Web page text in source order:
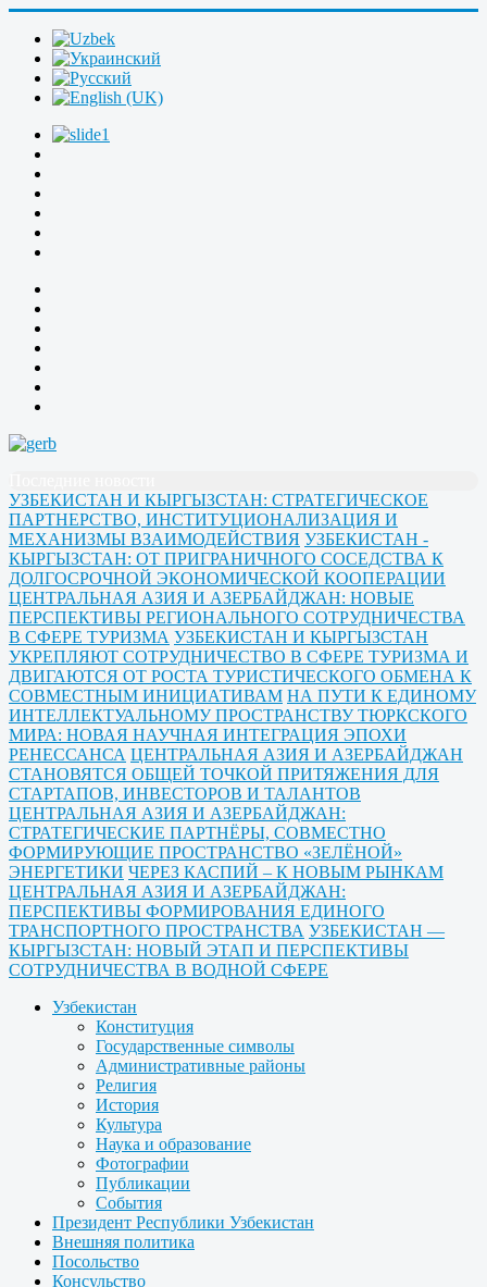
УЗБЕКИСТАН И КЫРГЫЗСТАН: СТРАТЕГИЧЕСКОЕ
ПАРТНЕРСТВО, ИНСТИТУЦИОНАЛИЗАЦИЯ И
МЕХАНИЗМЫ ВЗАИМОДЕЙСТВИЯ УЗБЕКИСТАН -
КЫРГЫЗСТАН: ОТ ПРИГРАНИЧНОГО СОСЕДСТВА К
ДОЛГОСРОЧНОЙ ЭКОНОМИЧЕСКОЙ КООПЕРАЦИИ
ЦЕНТРАЛЬНАЯ АЗИЯ И АЗЕРБАЙДЖАН: НОВЫЕ
ПЕРСПЕКТИВЫ РЕГИОНАЛЬНОГО СОТРУДНИЧЕСТВА
В СФЕРЕ ТУРИЗМА УЗБЕКИСТАН И КЫРГЫЗСТАН
УКРЕПЛЯЮТ СОТРУДНИЧЕСТВО В СФЕРЕ ТУРИЗМА И
ДВИГАЮТСЯ ОТ РОСТА ТУРИСТИЧЕСКОГО ОБМЕНА К
СОВМЕСТНЫМ ИНИЦИАТИВАМ НА ПУТИ К ЕДИНОМУ
ИНТЕЛЛЕКТУАЛЬНОМУ ПРОСТРАНСТВУ ТЮРКСКОГО
МИРА: НОВАЯ НАУЧНАЯ ИНТЕГРАЦИЯ ЭПОХИ
РЕНЕССАНСА ЦЕНТРАЛЬНАЯ АЗИЯ И АЗЕРБАЙДЖАН
СТАНОВЯТСЯ ОБЩЕЙ ТОЧКОЙ ПРИТЯЖЕНИЯ ДЛЯ
СТАРТАПОВ, ИНВЕСТОРОВ И ТАЛАНТОВ
ЦЕНТРАЛЬНАЯ АЗИЯ И АЗЕРБАЙДЖАН:
СТРАТЕГИЧЕСКИЕ ПАРТНЁРЫ, СОВМЕСТНО
ФОРМИРУЮЩИЕ ПРОСТРАНСТВО «ЗЕЛЁНОЙ»
ЭНЕРГЕТИКИ ЧЕРЕЗ КАСПИЙ – К НОВЫМ РЫНКАМ
ЦЕНТРАЛЬНАЯ АЗИЯ И АЗЕРБАЙДЖАН:
ПЕРСПЕКТИВЫ ФОРМИРОВАНИЯ ЕДИНОГО
ТРАНСПОРТНОГО ПРОСТРАНСТВА УЗБЕКИСТАН —
КЫРГЫЗСТАН: НОВЫЙ ЭТАП И ПЕРСПЕКТИВЫ
СОТРУДНИЧЕСТВА В ВОДНОЙ СФЕРЕ
Узбекистан
Конституция
Государственные символы
Административные районы
Религия
История
Культура
Наука и образование
Фотографии
Публикации
События
Президент Республики Узбекистан
Внешняя политика
Посольство
Консульство